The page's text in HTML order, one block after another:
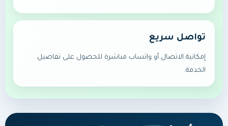
تواصل سريع
إمكانية الاتصال أو واتساب مباشرة للحصول على تفاصيل
الخدمة.